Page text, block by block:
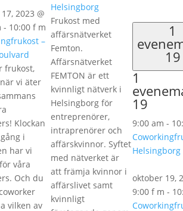
2023 @
- 10:00 f m
–
frukost,
vi äter
Klockan
i
har vi
våra
Och du
vilken av
Helsingborg
Frukost med
affärsnätverket
Femton.
Affärsnätverket
FEMTON är ett
kvinnligt nätverk i
Helsingborg för
entreprenörer,
intraprenörer och
affärskvinnor. Syftet
med nätverket är
att främja kvinnor i
affärslivet samt
kvinnligt
1
19
1
19
9:00 am -
Helsingborg
oktober 19,
9:00 f m -